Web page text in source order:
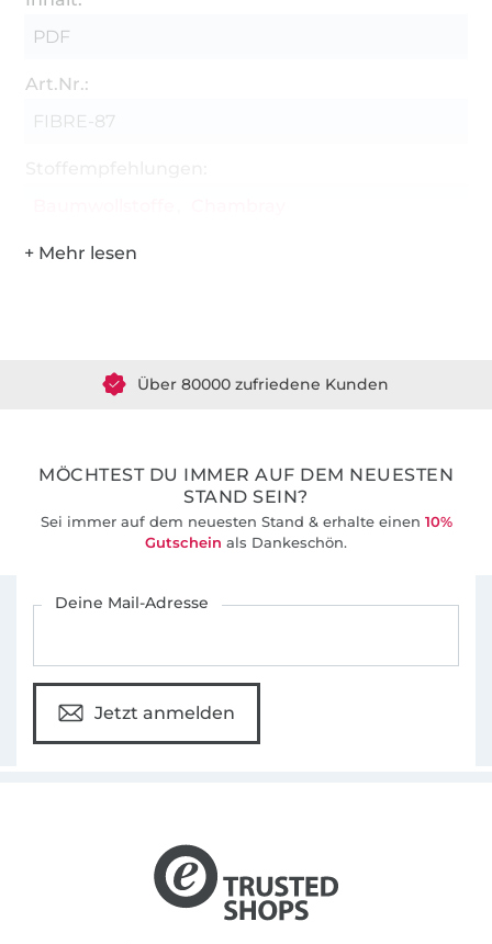
PDF
Art.Nr.:
FIBRE-87
MÖCHTEST DU IMMER AUF DEM NEUESTEN
STAND SEIN?
Sei immer auf dem neuesten Stand & erhalte einen 10%
Gutschein als Dankeschön.
Deine Mail-Adresse
Jetzt anmelden